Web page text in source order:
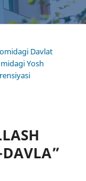
Davlat
Yosh